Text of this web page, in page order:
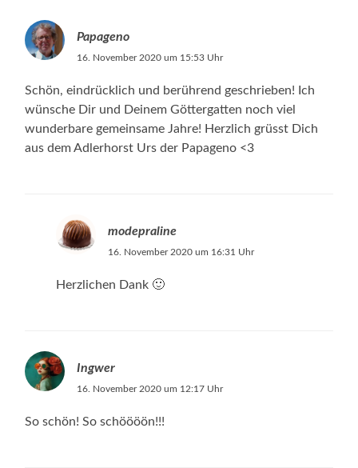
Papageno
16. November 2020 um 15:53 Uhr
Schön, eindrücklich und berührend geschrieben! Ich
wünsche Dir und Deinem Göttergatten noch viel
wunderbare gemeinsame Jahre! Herzlich grüsst Dich
aus dem Adlerhorst Urs der Papageno <3
modepraline
16. November 2020 um 16:31 Uhr
Herzlichen Dank 🙂
Ingwer
16. November 2020 um 12:17 Uhr
So schön! So schöööön!!!